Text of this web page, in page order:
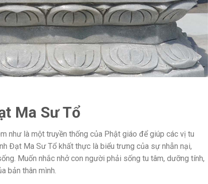
Ma Sư Tổ
như là một truyền thống của Phật giáo để giúp các vị tu
Đạt Ma Sư Tổ khất thực là biểu trưng của sự nhẫn nại,
Muốn nhắc nhở con người phải sống tu tâm, dưỡng tính,
bản thân mình.